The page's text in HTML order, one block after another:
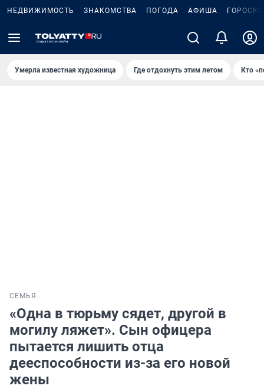
НЕДВИЖИМОСТЬ ЗНАКОМСТВА ПОГОДА АФИША
Умерла известная художница Где отдохнуть этим летом Кто
СЕМЬЯ
«Одна в тюрьму сядет, другой в
могилу ляжет». Сын офицера
пытается лишить отца
дееспособности из-за его новой
жены